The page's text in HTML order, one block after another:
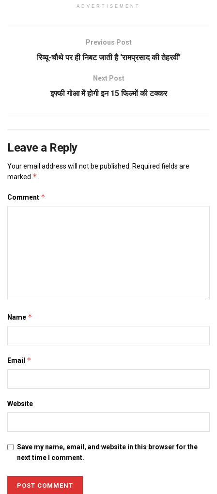
ADVERTISEMENT
Previous Post
रिव्यू-चौथे पर ही निबट जाती है ‘रामप्रसाद की तेहरवीं’
Next Post
इफ्फी गोआ में होगी इन 15 फिल्मों की टक्कर
Leave a Reply
Your email address will not be published. Required fields are
marked *
Comment *
Name *
Email *
Website
Save my name, email, and website in this browser for the
next time I comment.